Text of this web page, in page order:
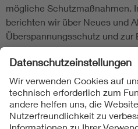
mögliche Schutzmaßnahmen.
berichten wir über Neues und
Überspannungsschutz und zur
Interessenten können sich für
und erhalten dann individuell
Informationen.
Newsletter Blitzschutz